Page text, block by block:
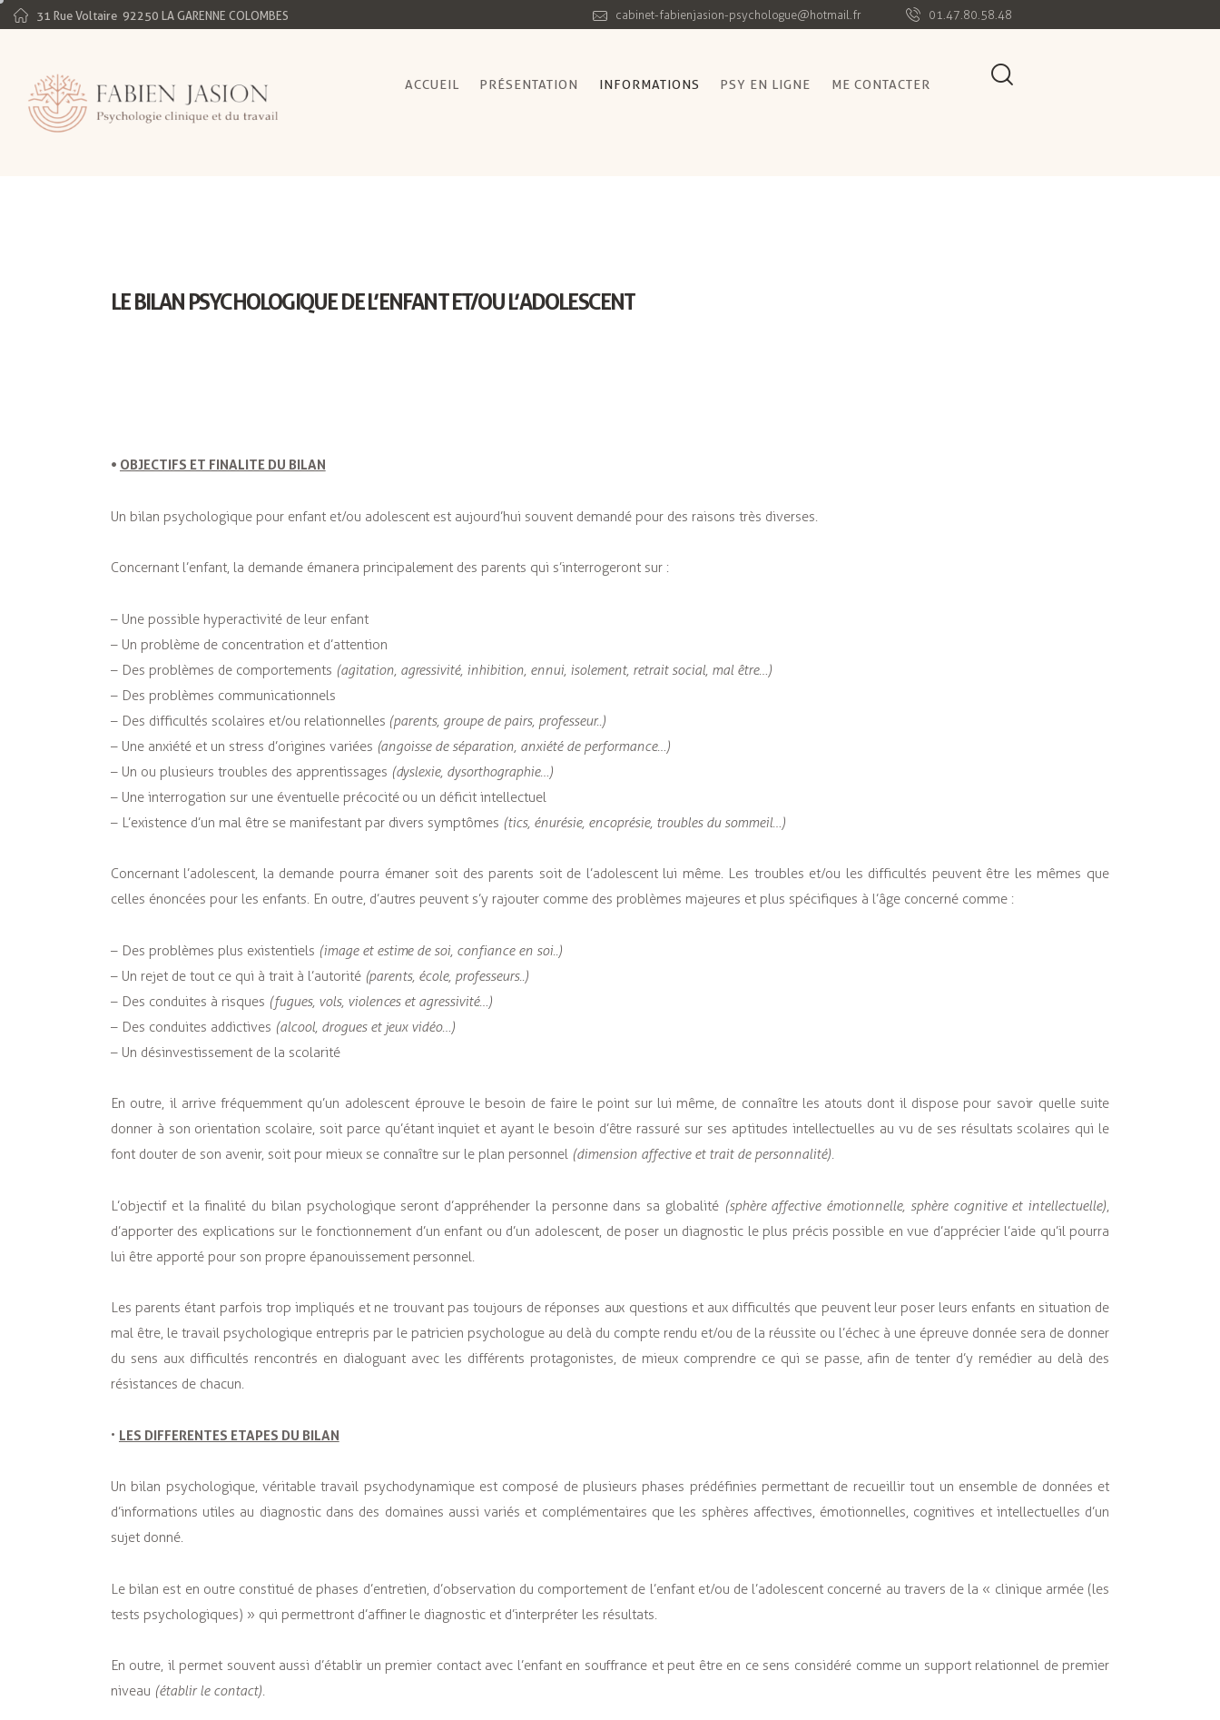
31 Rue Voltaire 92250 LA GARENNE COLOMBES cabinet-fabienjasion-psychologue@hotmail.fr 01.47.80.58.48
ACCUEIL PRÉSENTATION INFORMATIONS PSY EN LIGNE ME CONTACTER
LE BILAN PSYCHOLOGIQUE DE L’ENFANT ET/OU L’ADOLESCENT
• OBJECTIFS ET FINALITE DU BILAN
Un bilan psychologique pour enfant et/ou adolescent est aujourd’hui souvent demandé pour des raisons très diverses.
Concernant l’enfant, la demande émanera principalement des parents qui s’interrogeront sur :
– Une possible hyperactivité de leur enfant
– Un problème de concentration et d’attention
– Des problèmes de comportements (agitation, agressivité, inhibition, ennui, isolement, retrait social, mal être…)
– Des problèmes communicationnels
– Des difficultés scolaires et/ou relationnelles (parents, groupe de pairs, professeur..)
– Une anxiété et un stress d’origines variées (angoisse de séparation, anxiété de performance…)
– Un ou plusieurs troubles des apprentissages (dyslexie, dysorthographie…)
– Une interrogation sur une éventuelle précocité ou un déficit intellectuel
– L’existence d’un mal être se manifestant par divers symptômes (tics, énurésie, encoprésie, troubles du sommeil…)
Concernant l’adolescent, la demande pourra émaner soit des parents soit de l’adolescent lui même. Les troubles et/ou les difficultés peuvent être les mêmes que
celles énoncées pour les enfants. En outre, d’autres peuvent s’y rajouter comme des problèmes majeures et plus spécifiques à l’âge concerné comme :
– Des problèmes plus existentiels (image et estime de soi, confiance en soi..)
– Un rejet de tout ce qui à trait à l’autorité(parents, école, professeurs..)
– Des conduites à risques (fugues, vols, violences et agressivité…)
– Des conduites addictives (alcool, drogues et jeux vidéo…)
– Un désinvestissement de la scolarité
En outre, il arrive fréquemment qu’un adolescent éprouve le besoin de faire le point sur lui même, de connaître les atouts dont il dispose pour savoir quelle suite
donner à son orientation scolaire, soit parce qu’étant inquiet et ayant le besoin d’être rassuré sur ses aptitudes intellectuelles au vu de ses résultats scolaires qui le
font douter de son avenir, soit pour mieux se connaître sur le plan personnel (dimension affective et trait de personnalité).
L’objectif et la finalité du bilan psychologique seront d’appréhender la personne dans sa globalité (sphère affective émotionnelle, sphère cognitive et intellectuelle),
d’apporter des explications sur le fonctionnement d’un enfant ou d’un adolescent, de poser un diagnostic le plus précis possible en vue d’apprécier l’aide qu’il pourra
lui être apporté pour son propre épanouissement personnel.
Les parents étant parfois trop impliqués et ne trouvant pas toujours de réponses aux questions et aux difficultés que peuvent leur poser leurs enfants en situation de
mal être, le travail psychologique entrepris par le patricien psychologue au delà du compte rendu et/ou de la réussite ou l’échec à une épreuve donnée sera de donner
du sens aux difficultés rencontrés en dialoguant avec les différents protagonistes, de mieux comprendre ce qui se passe, afin de tenter d’y remédier au delà des
résistances de chacun.
• LES DIFFERENTES ETAPES DU BILAN
Un bilan psychologique, véritable travail psychodynamique est composé de plusieurs phases prédéfinies permettant de recueillir tout un ensemble de données et
d’informations utiles au diagnostic dans des domaines aussi variés et complémentaires que les sphères affectives, émotionnelles, cognitives et intellectuelles d’un
sujet donné.
Le bilan est en outre constitué de phases d’entretien, d’observation du comportement de l’enfant et/ou de l’adolescent concerné au travers de la « clinique armée (les
tests psychologiques) » qui permettront d’affiner le diagnostic et d’interpréter les résultats.
En outre, il permet souvent aussi d’établir un premier contact avec l’enfant en souffrance et peut être en ce sens considéré comme un support relationnel de premier
niveau (établir le contact).